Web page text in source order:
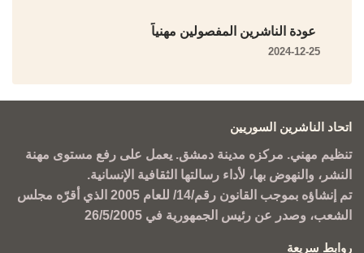
عودة الناشرين المفصولين مهنياً
2024-12-25
اتحاد الناشرين السوريين
تنظيم مهني. مركزه مدينة دمشق. يعمل على رفع مستوى مهنة
النشر، والنهوض بها، لأداء رسالتها الثقافية الإنسانية.
تم إنشاؤه بموجب القانون رقم/14/ للعام 2005 الذي أقرّه مجلس
الشعب، وصدر عن رئيس الجمهورية في 26/5/2005
روابط سريعة